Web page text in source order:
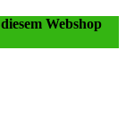
Webshop